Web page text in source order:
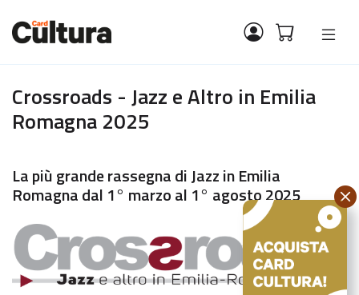
Crossroads - Jazz e Altro in Emilia
Romagna 2025
La più grande rassegna di Jazz in Emilia
Romagna dal 1° marzo al 1° agosto 2025